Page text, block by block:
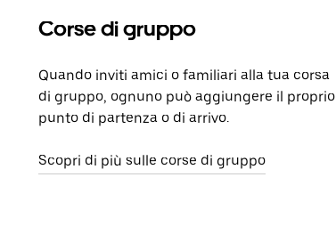
Corse di gruppo
Quando inviti amici o familiari alla tua corsa
di gruppo, ognuno può aggiungere il proprio
punto di partenza o di arrivo.
Scopri di più sulle corse di gruppo